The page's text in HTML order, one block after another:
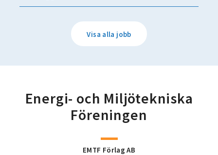
Visa alla jobb
Energi- och Miljötekniska
Föreningen
EMTF Förlag AB